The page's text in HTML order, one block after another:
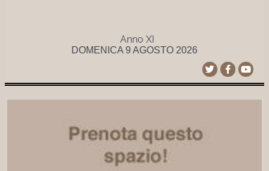
Anno XI
DOMENICA 9 AGOSTO 2026